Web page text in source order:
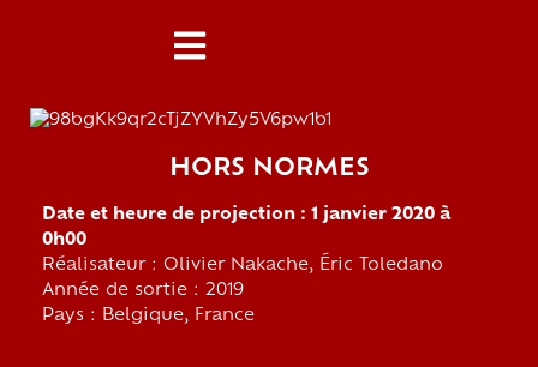
HORS NORMES
Date et heure de projection : 1 janvier 2020 à
0h00
Réalisateur : Olivier Nakache, Éric Toledano
Année de sortie : 2019
Pays : Belgique, France